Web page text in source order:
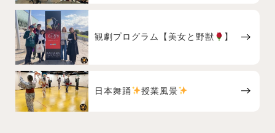
観劇プログラム【美女と野獣 】
日本舞踊 授業風景